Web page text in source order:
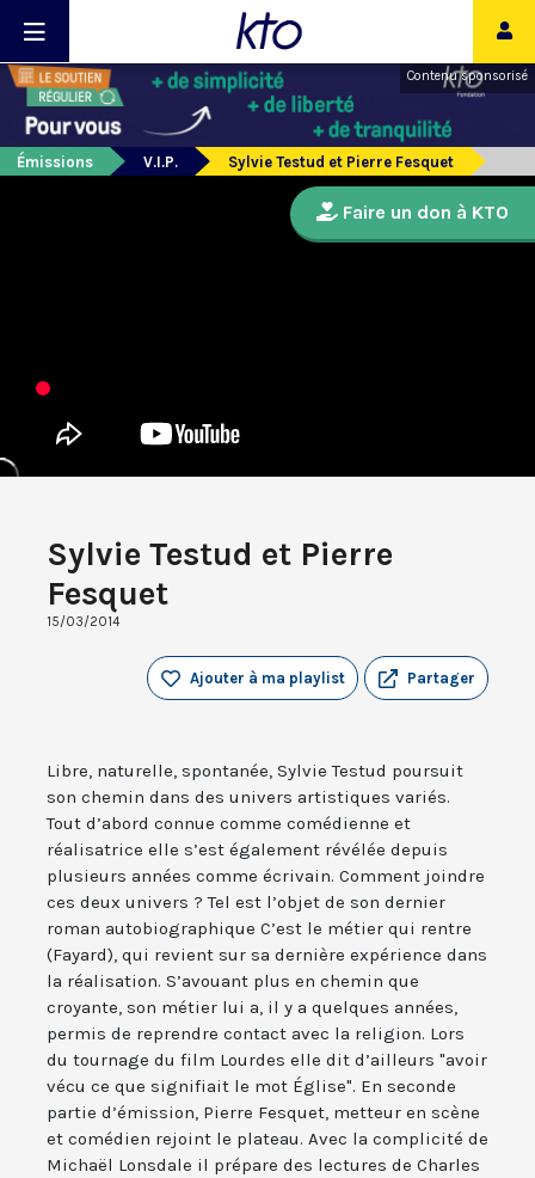
Contenu sponsorisé
Émissions V.I.P. Sylvie Testud et Pierre Fesquet
Sylvie Testud et Pierre
Fesquet
15/03/2014
Partager
Ajouter à ma playlist
Libre, naturelle, spontanée, Sylvie Testud poursuit
son chemin dans des univers artistiques variés.
Tout d’abord connue comme comédienne et
réalisatrice elle s’est également révélée depuis
plusieurs années comme écrivain. Comment joindre
ces deux univers ? Tel est l’objet de son dernier
roman autobiographique C’est le métier qui rentre
(Fayard), qui revient sur sa dernière expérience dans
la réalisation. S’avouant plus en chemin que
croyante, son métier lui a, il y a quelques années,
permis de reprendre contact avec la religion. Lors
du tournage du film Lourdes elle dit d’ailleurs "avoir
vécu ce que signifiait le mot Église". En seconde
partie d’émission, Pierre Fesquet, metteur en scène
et comédien rejoint le plateau. Avec la complicité de
Michaël Lonsdale il prépare des lectures de Charles
Faire un don à KTO